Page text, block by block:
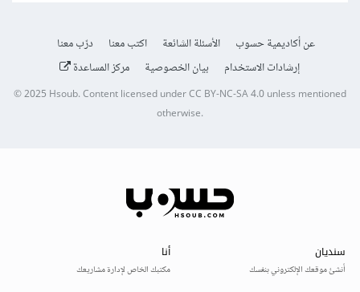
عن أكاديمية حسوب الأسئلة الشائعة اكتب معنا
درّب معنا
إرشادات الاستخدام
بيان الخصوصية مركز المساعدة
© 2025Hsoub.Content licensed underCC BY-NC-SA 4.0unless mentioned
otherwise.